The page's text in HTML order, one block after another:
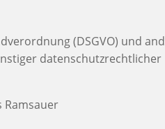
(DSGVO) und